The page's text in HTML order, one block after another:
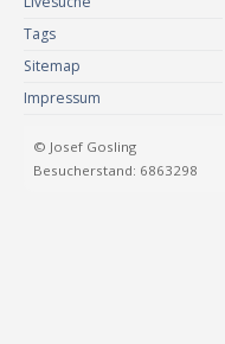
Tags
Sitemap
Impressum
© Josef Gosling
Besucherstand: 6863298